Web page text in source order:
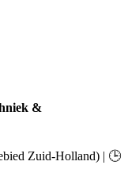
&
Zuid-Holland) | 🕒